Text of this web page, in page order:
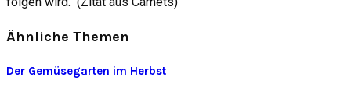
Ähnliche Themen
Der Gemüsegarten im Herbst